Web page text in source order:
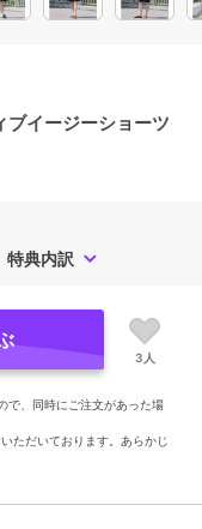
ブイージーショーツ
特典内訳
3人
で、同時にご注文があった場
ただいております。あらかじ